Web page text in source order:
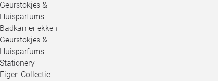
Geurstokjes &
Huisparfums
Badkamerrekken
Geurstokjes &
Huisparfums
Stationery
Eigen Collectie